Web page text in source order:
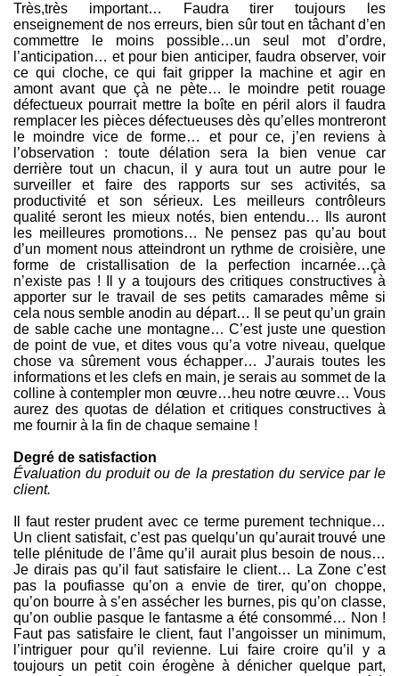
Très,très important… Faudra tirer toujours les
enseignement de nos erreurs, bien sûr tout en tâchant d’en
commettre le moins possible…un seul mot d’ordre,
l’anticipation… et pour bien anticiper, faudra observer, voir
ce qui cloche, ce qui fait gripper la machine et agir en
amont avant que çà ne pète… le moindre petit rouage
défectueux pourrait mettre la boîte en péril alors il faudra
remplacer les pièces défectueuses dès qu’elles montreront
le moindre vice de forme… et pour ce, j’en reviens à
l’observation : toute délation sera la bien venue car
derrière tout un chacun, il y aura tout un autre pour le
surveiller et faire des rapports sur ses activités, sa
productivité et son sérieux. Les meilleurs contrôleurs
qualité seront les mieux notés, bien entendu… Ils auront
les meilleures promotions… Ne pensez pas qu’au bout
d’un moment nous atteindront un rythme de croisière, une
forme de cristallisation de la perfection incarnée…çà
n’existe pas ! Il y a toujours des critiques constructives à
apporter sur le travail de ses petits camarades même si
cela nous semble anodin au départ… Il se peut qu’un grain
de sable cache une montagne… C’est juste une question
de point de vue, et dites vous qu’a votre niveau, quelque
chose va sûrement vous échapper… J’aurais toutes les
informations et les clefs en main, je serais au sommet de la
colline à contempler mon œuvre…heu notre œuvre… Vous
aurez des quotas de délation et critiques constructives à
me fournir à la fin de chaque semaine !
Degré de satisfaction
Évaluation du produit ou de la prestation du service par le
client.
Il faut rester prudent avec ce terme purement technique…
Un client satisfait, c’est pas quelqu’un qu’aurait trouvé une
telle plénitude de l’âme qu’il aurait plus besoin de nous…
Je dirais pas qu’il faut satisfaire le client… La Zone c’est
pas la poufiasse qu’on a envie de tirer, qu’on choppe,
qu’on bourre à s’en assécher les burnes, pis qu’on classe,
qu’on oublie pasque le fantasme a été consommé… Non !
Faut pas satisfaire le client, faut l’angoisser un minimum,
l’intriguer pour qu’il revienne. Lui faire croire qu’il y a
toujours un petit coin érogène à dénicher quelque part,